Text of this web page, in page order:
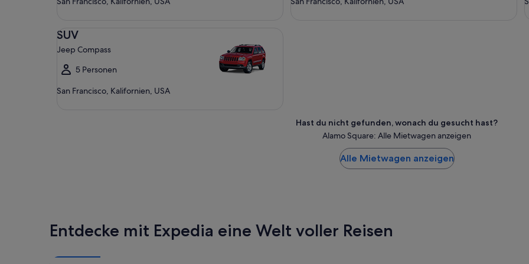
SUV
Jeep Compass
5 Personen
San Francisco, Kalifornien, USA
Hast du nicht gefunden, wonach du gesucht hast?
Alamo Square: Alle Mietwagen anzeigen
Alle Mietwagen anzeigen
Entdecke mit Expedia eine Welt voller Reisen